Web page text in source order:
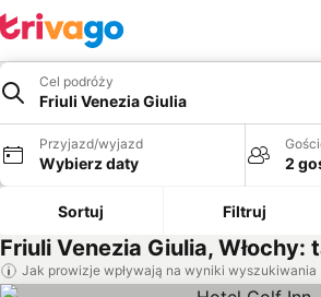
Cel podróży
Friuli Venezia Giulia
Przyjazd/wyjazd
Wybierz daty 2
Sortuj Filtruj
Friuli Venezia Giulia, Włochy:
Jak prowizje wpływają na wyniki wyszukiwania